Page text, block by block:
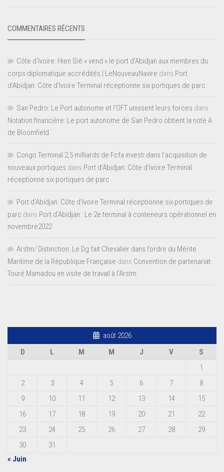
COMMENTAIRES RÉCENTS
Côte d'Ivoire: Hien Sié « vend » le port d'Abidjan aux membres du
corps diplomatique accrédités | LeNouveauNavire dans Port
d’Abidjan: Côte d’Ivoire Terminal réceptionne six portiques de parc
San Pedro: Le Port autonome et l’OFT unissent leurs forces dans
Notation financière: Le port autonome de San Pedro obtient la note A
de Bloomfield
Congo Terminal 2,5 milliards de Fcfa investi dans l’acquisition de
nouveaux portiques dans Port d’Abidjan: Côte d’Ivoire Terminal
réceptionne six portiques de parc
Port d'Abidjan: Côte d’Ivoire Terminal réceptionne six portiques de
parc dans Port d’Abidjan : Le 2e terminal à conteneurs opérationnel en
novembre2022
Arstm/ Distinction: Le Dg fait Chevalier dans l’ordre du Mérite
Maritime de la République Française dans Convention de partenariat:
Touré Mamadou en visite de travail à l’Arstm
août 2026
D
L M M J V
S
1
2
3 4 5 6 7
8
9
10 11 12 13 14
15
16
17 18 19 20 21
22
23
24 25 26 27 28
29
30
31
« Juin